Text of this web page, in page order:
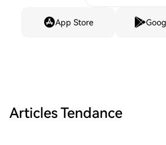
App Store
Articles Tendance